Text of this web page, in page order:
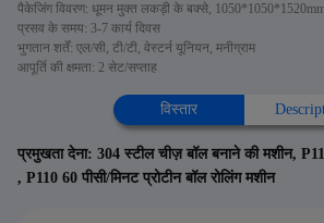
पैकेजिंग विवरण: धूमन मुक्त लकड़ी के बक्से,
प्रसव के समय: 3-7 कार्य दिवस
भुगतान शर्तें: एल/सी, टी/टी, वेस्टर्न यूनियन, मनीग्राम
आपूर्ति की क्षमता: 2 सेट/सप्ताह
विस्तार
प्रमुखता देना: 304 स्टील चीज़ बॉल बनाने की मशीन,
, P110 60 पीसी/मिनट प्रोटीन बॉल रोलिंग मशीन